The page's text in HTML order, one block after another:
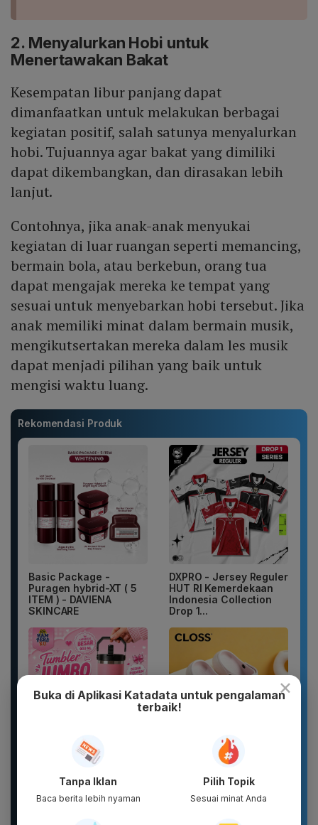
2. Menyalurkan Hobi untuk
Menertawakan Bakat
Kesempatan libur panjang dapat
dimanfaatkan untuk melakukan berbagai
kegiatan positif, salah satunya menyalurkan
hobi. Tujuannya agar bakat yang dimiliki
dapat dikembangkan, dan dirasakan lebih
lanjut.
Contohnya, jika anak-anak menyukai
kegiatan di luar ruangan seperti memancing,
bermain bola, atau berkebun, orang tua
dapat mengajak mereka ke tempat yang
sesuai untuk menyebarkan hobi tersebut. Jika
anak memiliki minat dalam bermain musik,
mengikutsertakan mereka dalam les musik
dapat menjadi pilihan yang baik untuk
mengisi waktu luang.
Rekomendasi Produk
Basic Package -
Puragen hybrid-XT ( 5
ITEM ) - DAVIENA
SKINCARE
DXPRO - Jersey Reguler
HUT RI Kemerdekaan
Indonesia Collection
Drop 1...
Botol Gelas Minum
Stainless TUMBLER
900ML Coffee...
Sandal Pria Wanita
Slip Cepat Kering Anti...
×
Buka di Aplikasi Katadata untuk pengalaman
terbaik!
Tanpa Iklan
Baca berita lebih nyaman
Pilih Topik
Sesuai minat Anda